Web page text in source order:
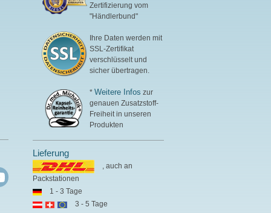
Zertifizierung vom
"Händlerbund"
Ihre Daten werden mit
SSL-Zertifikat
verschlüsselt und
sicher übertragen.
*Weitere Infos zur
genauen Zusatzstoff-
Freiheit in unseren
Produkten
Lieferung
, auch an
Packstationen
1 - 3 Tage
3 - 5 Tage